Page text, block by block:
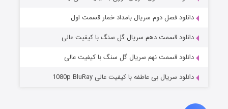
قسمت۲ (زیرنویس) منتشر شد
دانلود فصل دوم سریال بامداد خمار قسمت اول
دانلود قسمت دهم سریال گل سنگ با کیفیت عالی
دانلود قسمت نهم سریال گل سنگ با کیفیت عالی
دانلود سریال بی عاطفه با کیفیت عالی 1080p BluRay